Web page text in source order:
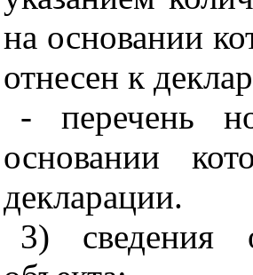
на основании
отнесен к
- перечень
основании
декларации.
3) сведения